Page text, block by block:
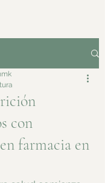
con
farmacia en